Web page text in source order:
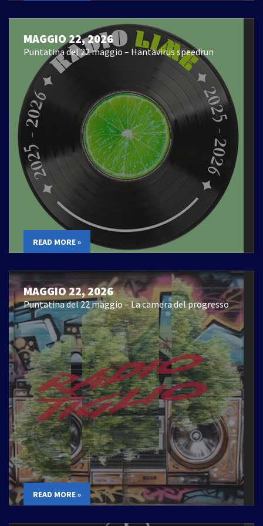
MAGGIO 22, 2026
Puntatina del 22 maggio – Hantavirus speedrun
READ MORE »
MAGGIO 22, 2026
Puntatina del 22 maggio – La camera del progresso
READ MORE »